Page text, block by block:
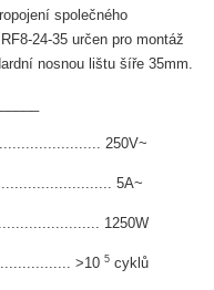
společného
24-35 určen pro montáž
nosnou lištu šíře 35mm.
250V~
5A~
1250W
>105 cyklů